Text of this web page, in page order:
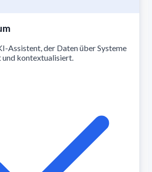
Assistent, der Daten über Systeme
kontextualisiert.